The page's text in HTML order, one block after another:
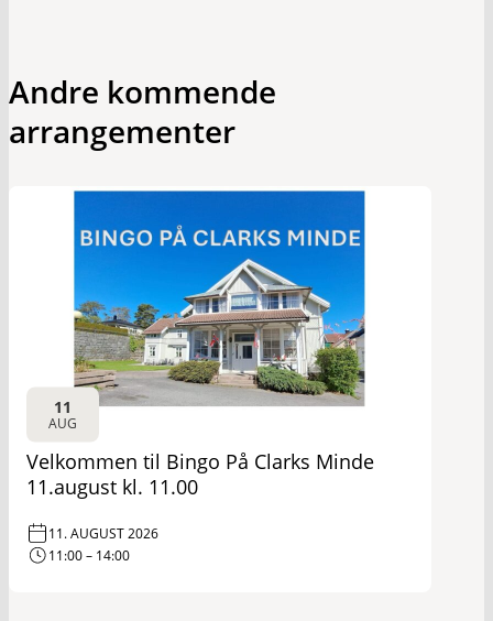
Andre kommende
arrangementer
11
AUG
Velkommen til Bingo På Clarks Minde
11.august kl. 11.00
11. AUGUST 2026
11:00 – 14:00